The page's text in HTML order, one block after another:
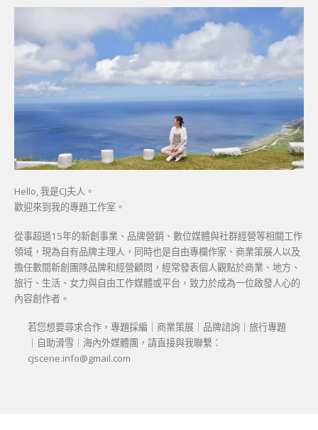
Hello, 我是CJ夫人。
歡迎來到我的專題工作室。
從事超過15年的新創事業、品牌營銷、數位媒體與社群經營等相關工作
領域，現為自有品牌主理人，同時也是自由專欄作家、商業策展人以及
擔任數間新創團隊品牌和經營顧問，經常發表個人觀點於商業、地方、
旅行、生活、女力與自由工作媒體或平台，致力於成為一位啟發人心的
內容創作者。
若您想要尋求合作，專題採編｜商業策展｜品牌諮詢｜旅行專題
｜自助滑雪｜海內外媒體團，請直接與我聯繫：
cjscene.info@gmail.com